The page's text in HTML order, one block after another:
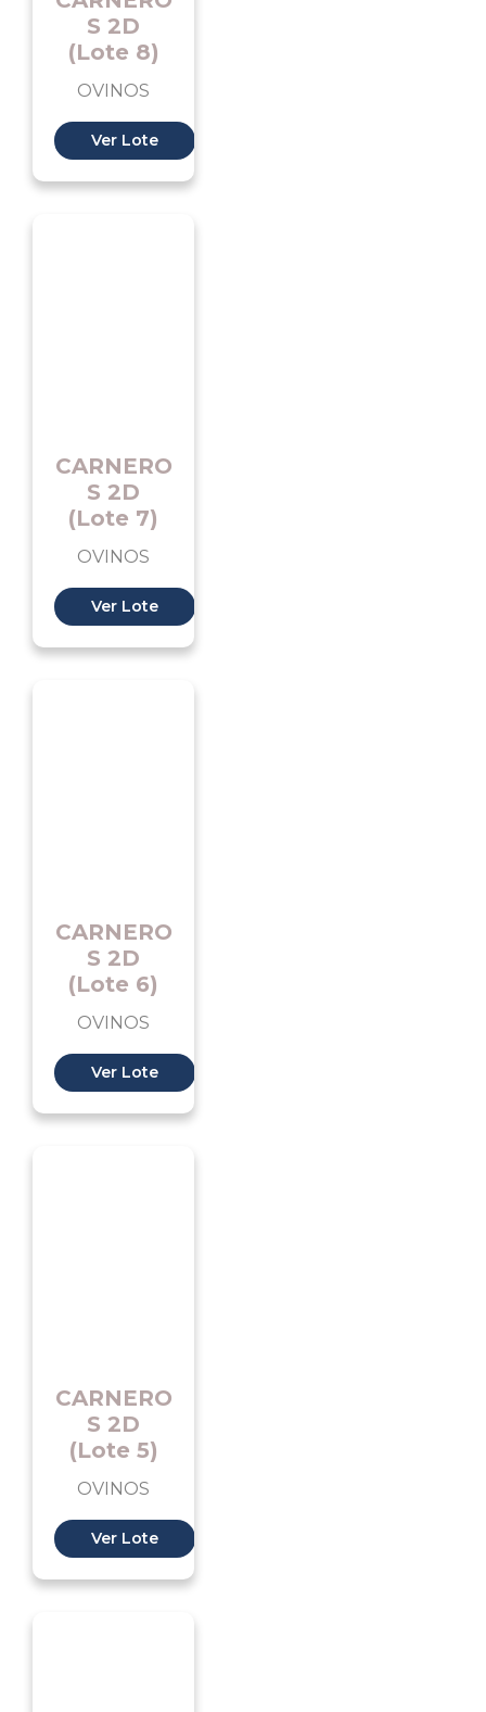
S 2D
(Lote 8)
OVINOS
Ver Lote
CARNERO
S 2D
(Lote 7)
OVINOS
Ver Lote
CARNERO
S 2D
(Lote 6)
OVINOS
Ver Lote
CARNERO
S 2D
(Lote 5)
OVINOS
Ver Lote